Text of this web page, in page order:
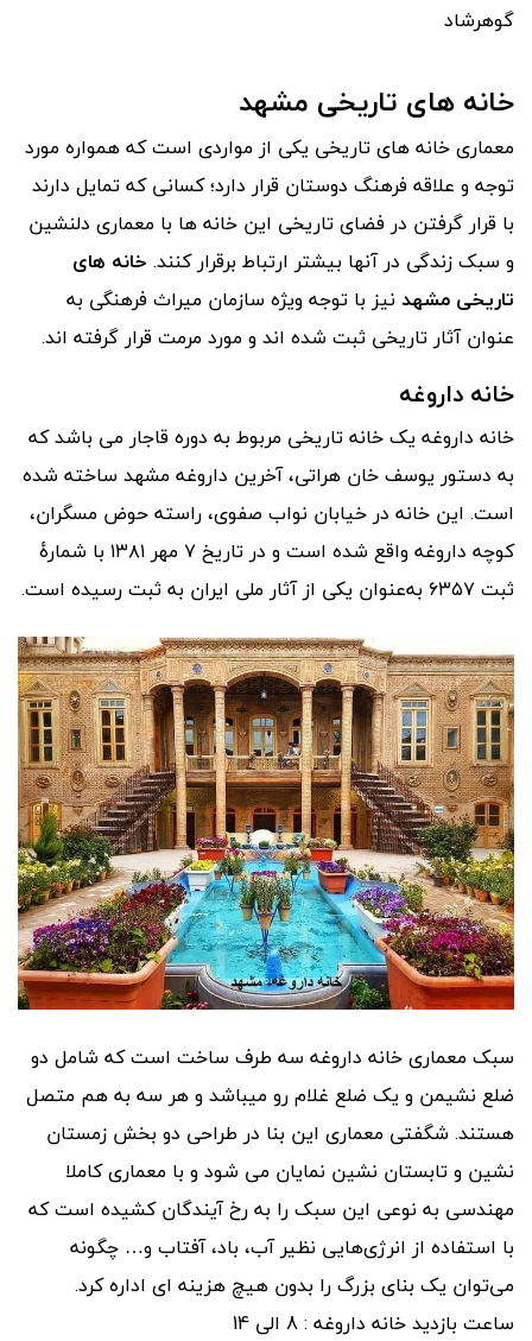
گوهرشاد
خانه های تاریخی مشهد
معماری خانه های تاریخی یکی از مواردی است که همواره مورد
توجه و علاقه فرهنگ دوستان قرار دارد؛ کسانی که تمایل دارند
با قرار گرفتن در فضای تاریخی این خانه ها با معماری دلنشین
و سبک زندگی در آنها بیشتر ارتباط برقرار کنند. خانه های
تاریخی مشهد نیز با توجه ویژه سازمان میراث فرهنگی به
عنوان آثار تاریخی ثبت شده اند و مورد مرمت قرار گرفته اند.
خانه داروغه
خانه داروغه یک خانه تاریخی مربوط به دوره قاجار می باشد که
به دستور یوسف خان هراتی، آخرین داروغه مشهد ساخته شده
است. این خانه در خیابان نواب صفوی، راسته حوض مسگران،
کوچه داروغه واقع شده است و در تاریخ ۷ مهر ۱۳۸۱ با شمارهٔ
ثبت ۶۳۵۷ به‌عنوان یکی از آثار ملی ایران به ثبت رسیده است.
سبک معماری خانه داروغه سه طرف ساخت است که شامل دو
ضلع نشیمن و یک ضلع غلام رو میباشد و هر سه به هم متصل
هستند. شگفتی معماری این بنا در طراحی دو بخش زمستان
نشین و تابستان نشین نمایان می شود و با معماری کاملا
مهندسی به نوعی این سبک را به رخ آیندگان کشیده است که
با استفاده از انرژی‌هایی نظیر آب، باد، آفتاب و… چگونه
می‌توان یک بنای بزرگ را بدون هیچ هزینه ای اداره کرد.
ساعت بازدید خانه داروغه : 8 الی 14